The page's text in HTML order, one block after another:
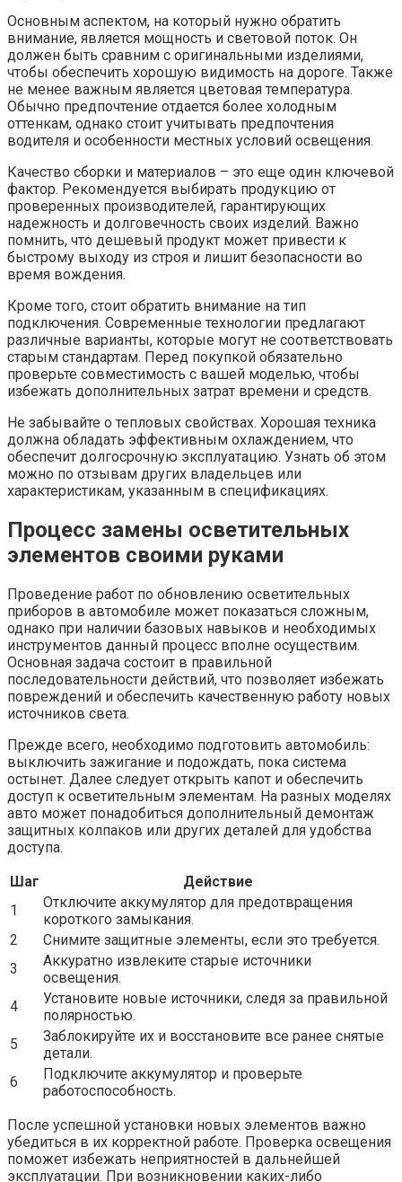
Основным аспектом, на который нужно обратить
внимание, является мощность и световой поток. Он
должен быть сравним с оригинальными изделиями,
чтобы обеспечить хорошую видимость на дороге. Также
не менее важным является цветовая температура.
Обычно предпочтение отдается более холодным
оттенкам, однако стоит учитывать предпочтения
водителя и особенности местных условий освещения.
Качество сборки и материалов – это еще один ключевой
фактор. Рекомендуется выбирать продукцию от
проверенных производителей, гарантирующих
надежность и долговечность своих изделий. Важно
помнить, что дешевый продукт может привести к
быстрому выходу из строя и лишит безопасности во
время вождения.
Кроме того, стоит обратить внимание на тип
подключения. Современные технологии предлагают
различные варианты, которые могут не соответствовать
старым стандартам. Перед покупкой обязательно
проверьте совместимость с вашей моделью, чтобы
избежать дополнительных затрат времени и средств.
Не забывайте о тепловых свойствах. Хорошая техника
должна обладать эффективным охлаждением, что
обеспечит долгосрочную эксплуатацию. Узнать об этом
можно по отзывам других владельцев или
характеристикам, указанным в спецификациях.
Процесс замены осветительных
элементов своими руками
Проведение работ по обновлению осветительных
приборов в автомобиле может показаться сложным,
однако при наличии базовых навыков и необходимых
инструментов данный процесс вполне осуществим.
Основная задача состоит в правильной
последовательности действий, что позволяет избежать
повреждений и обеспечить качественную работу новых
источников света.
Прежде всего, необходимо подготовить автомобиль:
выключить зажигание и подождать, пока система
остынет. Далее следует открыть капот и обеспечить
доступ к осветительным элементам. На разных моделях
авто может понадобиться дополнительный демонтаж
защитных колпаков или других деталей для удобства
доступа.
Шаг
Действие
1
Отключите аккумулятор для предотвращения
короткого замыкания.
2
Снимите защитные элементы, если это требуется.
3
Аккуратно извлеките старые источники
освещения.
4
Установите новые источники, следя за правильной
полярностью.
5
Заблокируйте их и восстановите все ранее снятые
детали.
6
Подключите аккумулятор и проверьте
работоспособность.
После успешной установки новых элементов важно
убедиться в их корректной работе. Проверка освещения
поможет избежать неприятностей в дальнейшей
эксплуатации. При возникновении каких-либо